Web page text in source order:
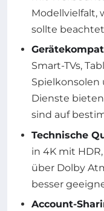
Modellvielfalt,
sollte
Smart-TVs,
Dienste
sind auf
Technische
in 4K mit
über Dolby
besser
Account-